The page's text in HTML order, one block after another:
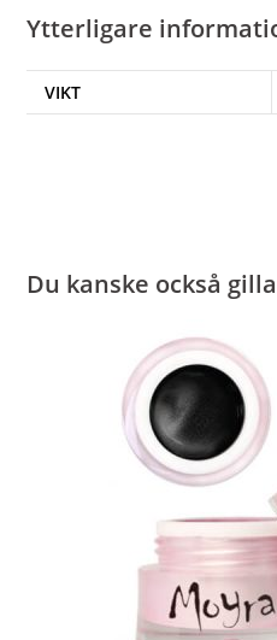
Ytterligare
VIKT
Du kanske också